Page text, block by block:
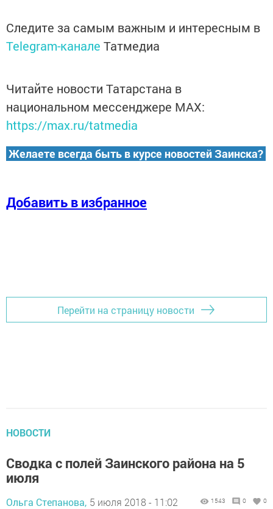
Следите за самым важным и интересным в
Telegram-канале Татмедиа
Читайте новости Татарстана в
национальном мессенджере MАХ:
https://max.ru/tatmedia
Желаете всегда быть в курсе новостей Заинска?
Добавить в избранное
Перейти на страницу новости
НОВОСТИ
Сводка с полей Заинского района на 5
июля
Ольга Степанова, 5 июля 2018 - 11:02 1543 0 0